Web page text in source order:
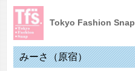
Tokyo Fashion Snap
みーさ（原宿）